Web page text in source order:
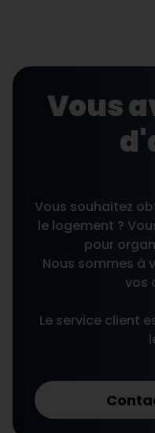
Vous
Vous souhaitez
le logement ?
pour
Nous sommes à
vos
Le service client